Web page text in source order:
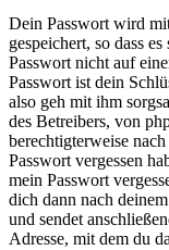
Dein Passwort wird
gespeichert, so dass
Passwort nicht auf
Passwort ist dein
also geh mit ihm
des Betreibers, von
berechtigterweise
Passwort vergessen
mein Passwort
dich dann nach
und sendet
Adresse, mit dem du